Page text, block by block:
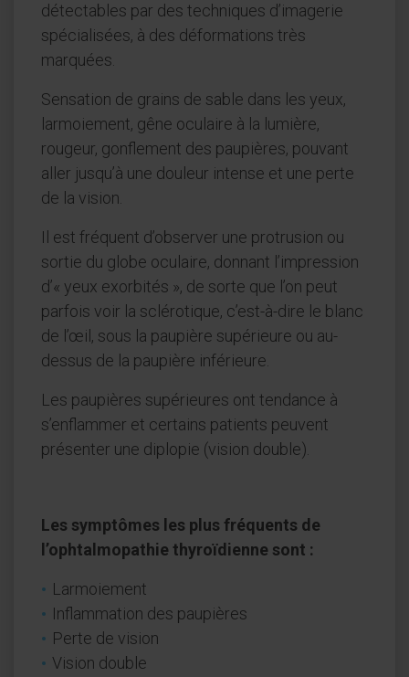
détectables par des techniques d’imagerie
spécialisées, à des déformations très
marquées.
Sensation de grains de sable dans les yeux,
larmoiement, gêne oculaire à la lumière,
rougeur, gonflement des paupières, pouvant
aller jusqu’à une douleur intense et une perte
de la vision.
Il est fréquent d’observer une protrusion ou
sortie du globe oculaire, donnant l’impression
d’« yeux exorbités », de sorte que l’on peut
parfois voir la sclérotique, c’est-à-dire le blanc
de l’œil, sous la paupière supérieure ou au-
dessus de la paupière inférieure.
Les paupières supérieures ont tendance à
s’enflammer et certains patients peuvent
présenter une diplopie (vision double).
Les symptômes les plus fréquents de
l’ophtalmopathie thyroïdienne sont :
Larmoiement
Inflammation des paupières
Perte de vision
Vision double